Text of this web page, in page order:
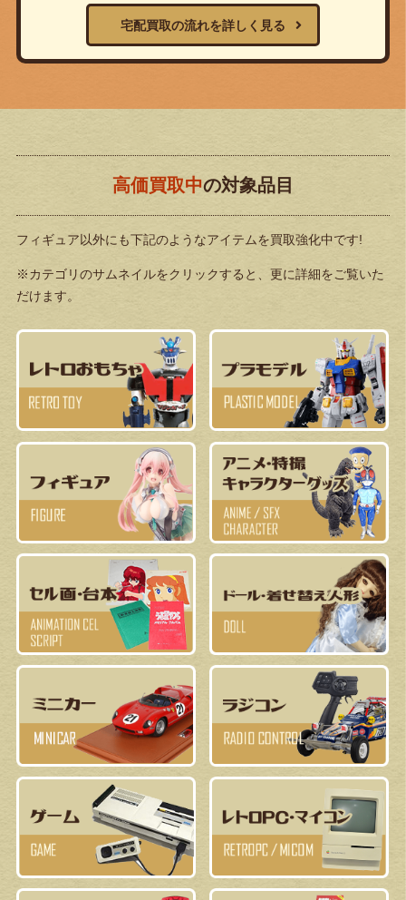
宅配買取の流れを詳しく見る
高価買取中の対象品目
フィギュア以外にも下記のようなアイテムを買取強化中です!
※カテゴリのサムネイルをクリックすると、更に詳細をご覧いた
だけます。